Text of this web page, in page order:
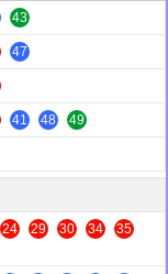
43
47
41 48 49
24 29 30 34
35